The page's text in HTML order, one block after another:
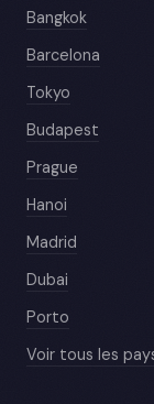
Bangkok
Barcelona
Tokyo
Budapest
Prague
Hanoi
Madrid
Dubai
Porto
Voir tous les